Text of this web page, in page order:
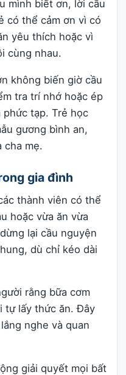
mình biết ơn, lời cầu
có thể cảm ơn vì có
yêu thích hoặc vì
cùng nhau.
không biến giờ cầu
tra trí nhớ hoặc ép
tạp. Trẻ học
gương bình an,
cha mẹ.
gia đình
thành viên có thể
hoặc vừa ăn vừa
lại cầu nguyện
dù chỉ kéo dài
rằng bữa cơm
tự lấy thức ăn. Đây
nghe và quan
giải quyết mọi bất